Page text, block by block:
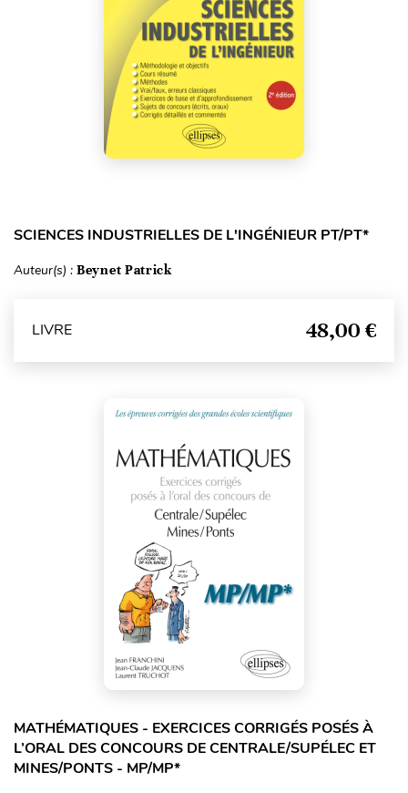
SCIENCES INDUSTRIELLES DE L'INGÉNIEUR PT/PT*
Auteur(s) : Beynet Patrick
LIVRE 48,00 €
MATHÉMATIQUES - EXERCICES CORRIGÉS POSÉS À
L’ORAL DES CONCOURS DE CENTRALE/SUPÉLEC ET
MINES/PONTS - MP/MP*